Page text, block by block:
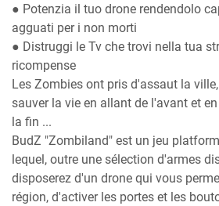
● Potenzia il tuo drone rendendolo
agguati per i non morti
● Distruggi le Tv che trovi nella tua
ricompense
Les Zombies ont pris d'assaut la
sauver la vie en allant de l'avant et
la fin ...
BudZ "Zombiland" est un jeu
lequel, outre une sélection d'armes
disposerez d'un drone qui vous
région, d'activer les portes et les